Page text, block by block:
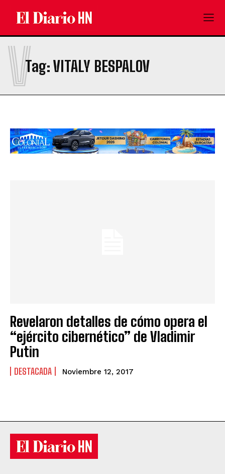
Tag:VITALY BESPALOV
V
Revelaron detalles de cómo opera el
“ejército cibernético” de Vladimir
Putin
DESTACADA Noviembre 12, 2017